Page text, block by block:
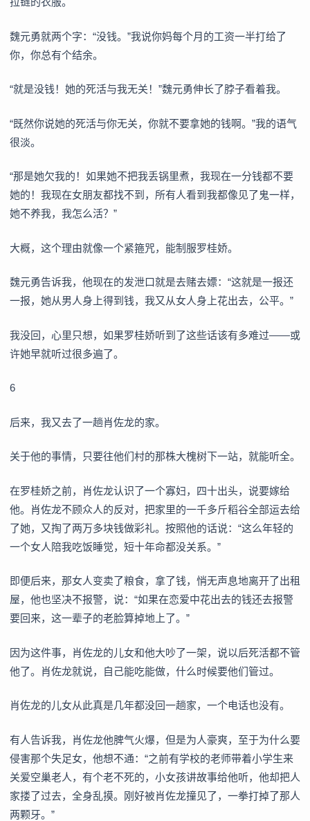
魏元勇就两个字：“没钱。”我说你妈每个月的工资一半打给了
你，你总有个结余。
“就是没钱！她的死活与我无关！”魏元勇伸长了脖子看着我。
“既然你说她的死活与你无关，你就不要拿她的钱啊。”我的语气
很淡。
“那是她欠我的！如果她不把我丢锅里煮，我现在一分钱都不要
她的！我现在女朋友都找不到，所有人看到我都像见了鬼一样，
她不养我，我怎么活？”
大概，这个理由就像一个紧箍咒，能制服罗桂娇。
魏元勇告诉我，他现在的发泄口就是去赌去嫖：“这就是一报还
一报，她从男人身上得到钱，我又从女人身上花出去，公平。”
我没回，心里只想，如果罗桂娇听到了这些话该有多难过——或
许她早就听过很多遍了。
6
后来，我又去了一趟肖佐龙的家。
关于他的事情，只要往他们村的那株大槐树下一站，就能听全。
在罗桂娇之前，肖佐龙认识了一个寡妇，四十出头，说要嫁给
他。肖佐龙不顾众人的反对，把家里的一千多斤稻谷全部运去给
了她，又掏了两万多块钱做彩礼。按照他的话说：“这么年轻的
一个女人陪我吃饭睡觉，短十年命都没关系。”
即便后来，那女人变卖了粮食，拿了钱，悄无声息地离开了出租
屋，他也坚决不报警，说：“如果在恋爱中花出去的钱还去报警
要回来，这一辈子的老脸算掉地上了。”
因为这件事，肖佐龙的儿女和他大吵了一架，说以后死活都不管
他了。肖佐龙就说，自己能吃能做，什么时候要他们管过。
肖佐龙的儿女从此真是几年都没回一趟家，一个电话也没有。
有人告诉我，肖佐龙他脾气火爆，但是为人豪爽，至于为什么要
侵害那个失足女，他想不通：“之前有学校的老师带着小学生来
关爱空巢老人，有个老不死的，小女孩讲故事给他听，他却把人
家搂了过去，全身乱摸。刚好被肖佐龙撞见了，一拳打掉了那人
两颗牙。”